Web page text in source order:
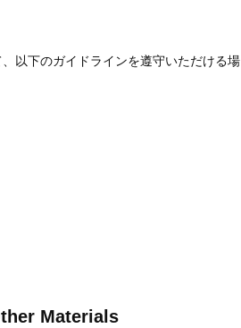
以下のガイドラインを遵守いただける場
Materials